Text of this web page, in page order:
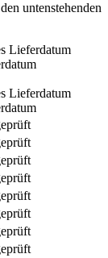
untenstehenden
Lieferdatum
Lieferdatum